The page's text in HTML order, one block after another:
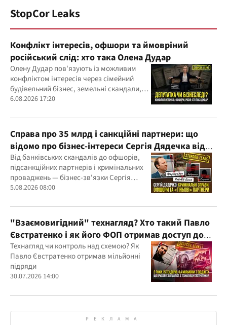
StopCor Leaks
Конфлікт інтересів, офшори та ймовріний
російський слід: хто така Олена Дудар
Олену Дудар пов'язують із можливим
конфліктом інтересів через сімейний
будівельний бізнес, земельні скандали,
судові справи
6.08.2026 17:20
Справа про 35 млрд і санкційні партнери: що
відомо про бізнес-інтереси Сергія Дядечка від
"Родовід Банку" до "ФАРМАСЕЛ"
Від банківських скандалів до офшорів,
підсанкційних партнерів і кримінальних
проваджень — бізнес-зв'язки Сергія
Дядечка й досі простягаються через
5.08.2026 08:00
"Взаємовигідний" технагляд? Хто такий Павло
Євстратенко і як його ФОП отримав доступ до
бюджетних мільйонів?
Технагляд чи контроль над схемою? Як
Павло Євстратенко отримав мільйонні
підряди
30.07.2026 14:00